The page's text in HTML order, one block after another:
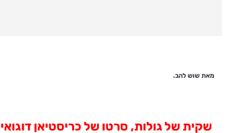
מאת שוש להב.
שקית של גולות, סרטו של כריסטיאן דוגוא